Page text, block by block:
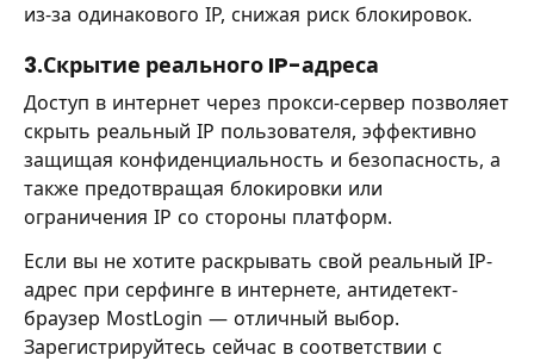
из-за одинакового IP, снижая риск блокировок.
3.Скрытие реального IP-адреса
Доступ в интернет через прокси-сервер позволяет
скрыть реальный IP пользователя, эффективно
защищая конфиденциальность и безопасность, а
также предотвращая блокировки или
ограничения IP со стороны платформ.
Если вы не хотите раскрывать свой реальный IP-
адрес при серфинге в интернете, антидетект-
браузер MostLogin — отличный выбор.
Зарегистрируйтесь сейчас в соответствии с